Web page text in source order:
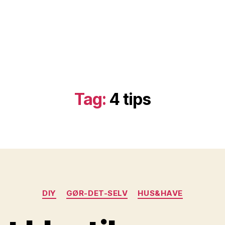
Tag: 4 tips
Kategorier
DIY GØR-DET-SELV HUS&HAVE